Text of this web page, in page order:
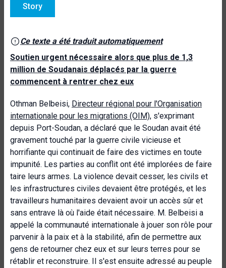
Story
Ce texte a été traduit automatiquement
Soutien urgent nécessaire alors que plus de 1,3
million de Soudanais déplacés par la guerre
commencent à rentrer chez eux
Othman Belbeisi, Directeur régional pour l'Organisation
internationale pour les migrations (OIM), s'exprimant
depuis Port-Soudan, a déclaré que le Soudan avait été
gravement touché par la guerre civile vicieuse et
horrifiante qui continuait de faire des victimes en toute
impunité. Les parties au conflit ont été implorées de faire
taire leurs armes. La violence devait cesser, les civils et
les infrastructures civiles devaient être protégés, et les
travailleurs humanitaires devaient avoir un accès sûr et
sans entrave là où l'aide était nécessaire. M. Belbeisi a
appelé la communauté internationale à jouer son rôle pour
parvenir à la paix et à la stabilité, afin de permettre aux
gens de retourner chez eux et sur leurs terres pour se
rétablir et reconstruire. Il s'est ensuite adressé au peuple